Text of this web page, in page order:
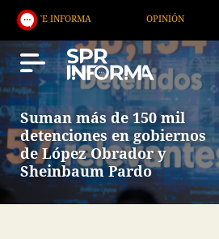
Suman más de 150 mil
detenciones en gobiernos
de López Obrador y
Sheinbaum Pardo